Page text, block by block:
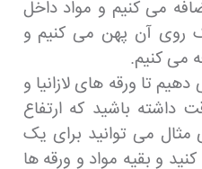
می کنیم و مواد داخل
روی آن پهن می کنیم و
می کنیم.
تا ورقه های لازانیا و
داشته باشید که ارتفاع
مثال می توانید برای یک
اضافه کنید و بقیه مواد و ورقه ها